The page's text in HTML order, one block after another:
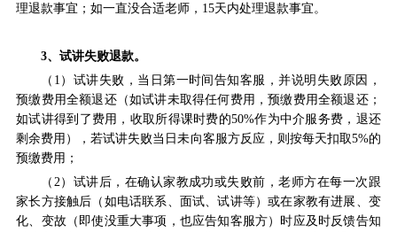
理退款事宜；如一直没合适老师，15天内处理退款事宜。
3、试讲失败退款。
（1）试讲失败，当日第一时间告知客服，并说明失败原因，
预缴费用全额退还（如试讲未取得任何费用，预缴费用全额退还；
如试讲得到了费用， 收取所得课时费的50%作为中介服务费 ， 退还
剩余费用 ），若试讲失败当日未向客服方反应，则按每天扣取5%的
预缴费用；
（2）试讲后，在确认家教成功或失败前，老师方在每一次跟
家长方接触后（如电话联系、面试、试讲等）或在家教有进展、变
化、变故（即使没重大事项，也应告知客服方）时应及时反馈告知